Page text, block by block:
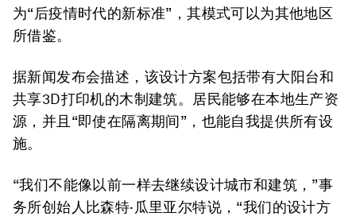
为“后疫情时代的新标准”，其模式可以为其他地区
所借鉴。
据新闻发布会描述，该设计方案包括带有大阳台和
共享3D打印机的木制建筑。居民能够在本地生产资
源，并且“即使在隔离期间”，也能自我提供所有设
施。
“我们不能像以前一样去继续设计城市和建筑，”事
务所创始人比森特·瓜里亚尔特说，“我们的设计方